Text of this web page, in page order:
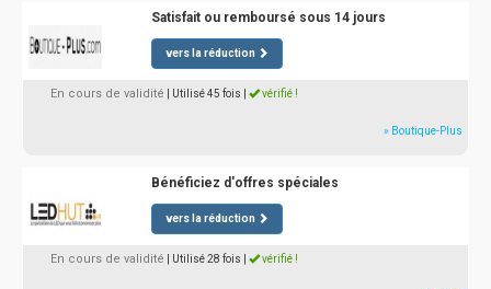
Satisfait ou remboursé sous 14 jours
vers la réduction
En cours de validité | Utilisé 45 fois vérifié !
» Boutique-Plus
Bénéficiez d'offres spéciales
vers la réduction
En cours de validité | Utilisé 28 fois vérifié !